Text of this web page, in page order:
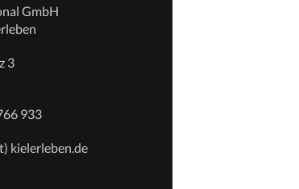
GmbH
3
933
kielerleben.de